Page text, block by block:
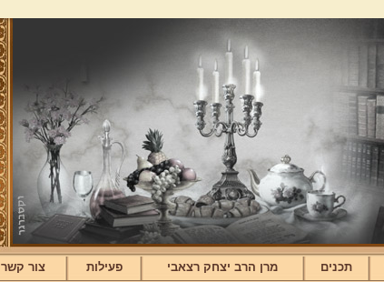
תכנים מרן הרב יצחק רצאבי פעילות צור קשר